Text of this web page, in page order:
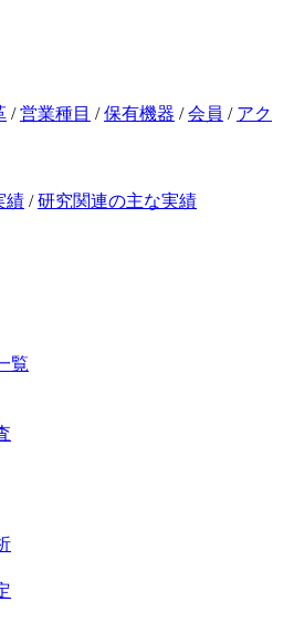
/営業種目 /保有機器 /会員 / アク
績 /研究関連の主な実績
覧